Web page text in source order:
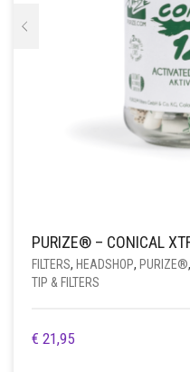
PURIZE® – CONICAL
FILTERS, HEADSHOP, PURIZE®,
TIP & FILTERS
€ 21,95